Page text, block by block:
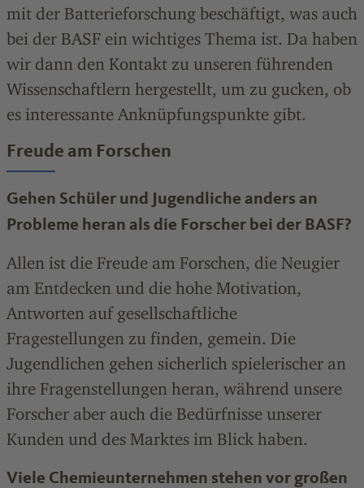
mit der Batterieforschung beschäftigt, was auch
bei der BASF ein wichtiges Thema ist. Da haben
wir dann den Kontakt zu unseren führenden
Wissenschaftlern hergestellt, um zu gucken, ob
es interessante Anknüpfungspunkte gibt.
Freude am Forschen
Gehen Schüler und Jugendliche anders an
Probleme heran als die Forscher bei der BASF?
Allen ist die Freude am Forschen, die Neugier
am Entdecken und die hohe Motivation,
Antworten auf gesellschaftliche
Fragestellungen zu finden, gemein. Die
Jugendlichen gehen sicherlich spielerischer an
ihre Fragenstellungen heran, während unsere
Forscher aber auch die Bedürfnisse unserer
Kunden und des Marktes im Blick haben.
Viele Chemieunternehmen stehen vor großen